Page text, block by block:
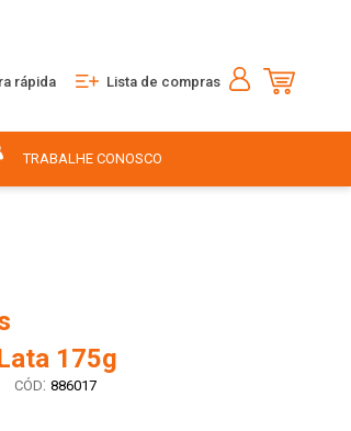
rápida Lista de compras
TRABALHE CONOSCO
175g
: 886017